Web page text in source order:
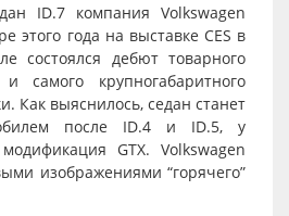
ID.7 компания Volkswagen
этого года на выставке CES в
состоялся дебют товарного
самого крупногабаритного
Как выяснилось, седан станет
после ID.4 и ID.5, у
GTX. Volkswagen
изображениями “горячего”